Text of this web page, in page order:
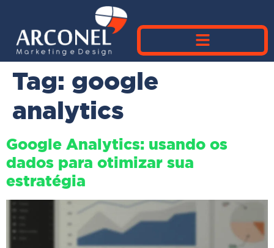
Tag: google
analytics
Google Analytics: usando os
dados para otimizar sua
estratégia